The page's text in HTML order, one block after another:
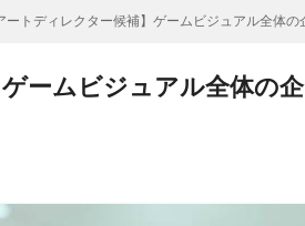
ートディレクター候補】ゲームビジュアル全体の
ームビジュアル全体の